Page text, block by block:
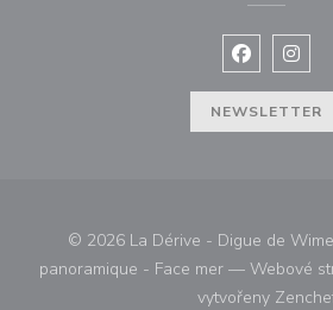
Facebook
NEWSLETTER
© 2026 La Dérive - Digue de
panoramique - Face mer — Webové
vytvořeny